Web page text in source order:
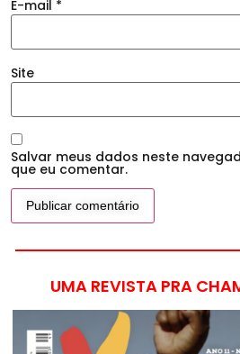
E-mail *
Site
Salvar meus dados neste
que eu comentar.
UMA REVISTA PRA